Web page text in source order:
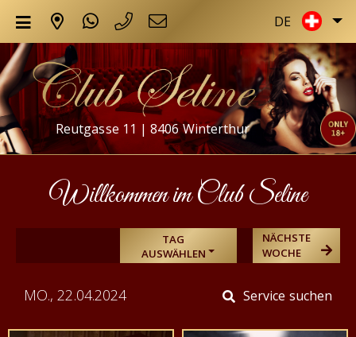
DE
Reutgasse 11 | 8406 Winterthur
Willkommen im Club Seline
TAG
AUSWÄHLEN
NÄCHSTE
WOCHE
MO., 22.04.2024 Service suchen